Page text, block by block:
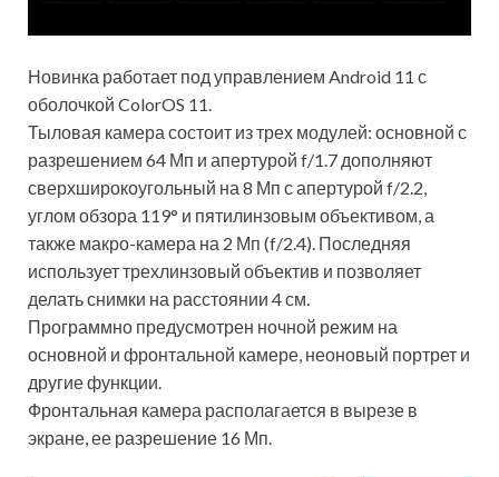
Новинка работает под управлением Android 11 с
оболочкой ColorOS 11.
Тыловая камера состоит из трех модулей: основной с
разрешением 64 Мп и апертурой f/1.7 дополняют
сверхширокоугольный на 8 Мп с апертурой f/2.2,
углом обзора 119° и пятилинзовым объективом, а
также макро-камера на 2 Мп (f/2.4). Последняя
использует трехлинзовый объектив и позволяет
делать снимки на расстоянии 4 см.
Программно предусмотрен ночной режим на
основной и фронтальной камере, неоновый портрет и
другие функции.
Фронтальная камера располагается в вырезе в
экране, ее разрешение 16 Мп.